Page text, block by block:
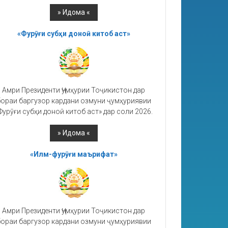
«Фурӯғи субҳи доноӣ китоб аст»
Амри Президенти Ҷумҳурии Тоҷикистон дар
баргузор кардани озмуни ҷумҳуриявии
субҳи доноӣ китоб аст» дар соли 2026.
«Илм-фурӯғи маърифат»
Амри Президенти Ҷумҳурии Тоҷикистон дар
баргузор кардани озмуни ҷумҳуриявии